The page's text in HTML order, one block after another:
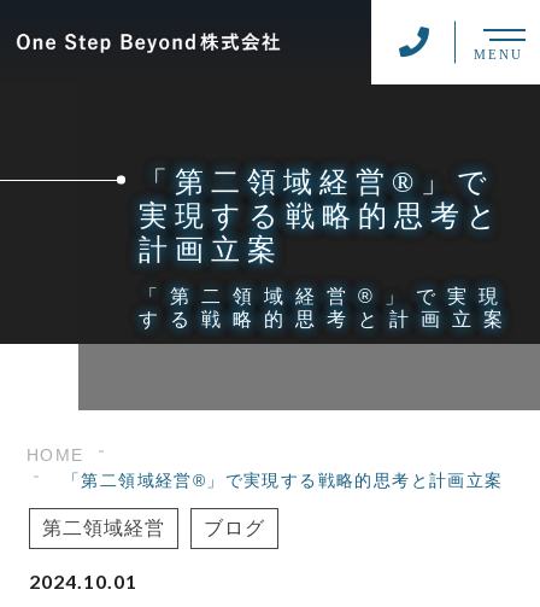
MENU
「第二領域経営®」で
実現する戦略的思考と
計画立案
「第二領域経営®」で実現
する戦略的思考と計画立案
HOME
「第二領域経営®」で実現する戦略的思考と計画立案
第二領域経営 ブログ
2024.10.01